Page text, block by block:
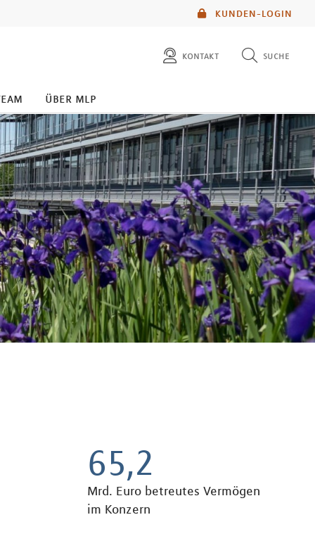
KUNDEN-LOGIN
kontakt suche
mlp berater finden
über mlp
65,2
Mrd. Euro betreutes Vermögen
im Konzern